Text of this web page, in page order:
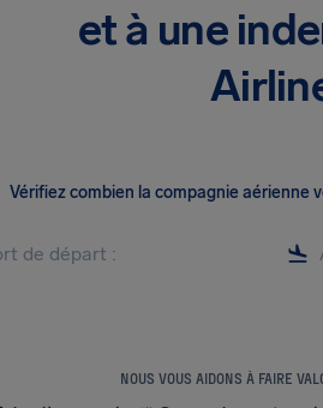
et à une
Vérifiez combien la compagnie aérienne
NOUS VOUS AIDONS À FAIRE